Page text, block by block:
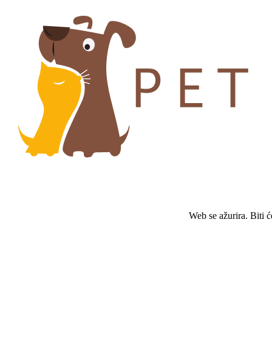
Web se ažurira. Biti